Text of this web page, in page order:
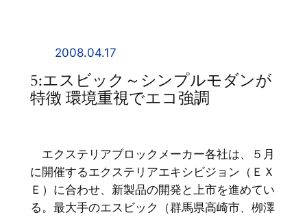
2008.04.17
5:エスビック～シンプルモダンが
特徴 環境重視でエコ強調
エクステリアブロックメーカー各社は、５月
に開催するエクステリアエキシビジョン（ＥＸ
Ｅ）に合わせ、新製品の開発と上市を進めてい
る。最大手のエスビック（群馬県高崎市、栁澤